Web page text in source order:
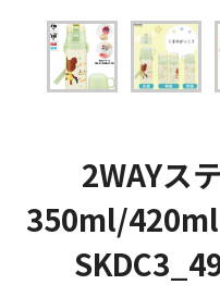
2WAYス
350ml/